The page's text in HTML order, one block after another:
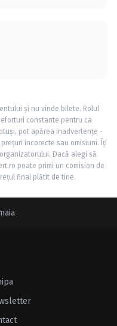
și nu vinde bilete. Rolul
constante pentru ca
pot apărea inadvertențe -
incorecte sau omisiuni. Îți
Dacă alegi să
poate primi un comision de
final plătit de tine.